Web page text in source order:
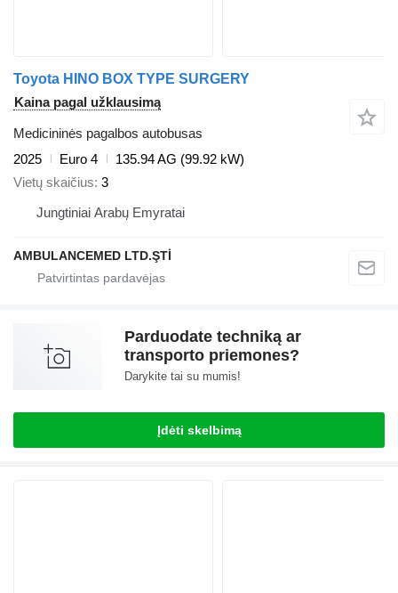
Toyota HINO BOX TYPE SURGERY
Kaina pagal užklausimą
Medicininės pagalbos autobusas
2025
Euro 4
135.94 AG (99.92 kW)
Vietų skaičius 3
Jungtiniai Arabų Emyratai
AMBULANCEMED LTD.ŞTİ
Parduodate techniką ar
transporto priemones?
Darykite tai su mumis!
Įdėti skelbimą